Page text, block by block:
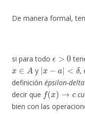
De manera formal,
si para todo
x ∈A
y
|x−a| <δ
,
definición épsilon-delta
decir que
f(x)→c
bien con las